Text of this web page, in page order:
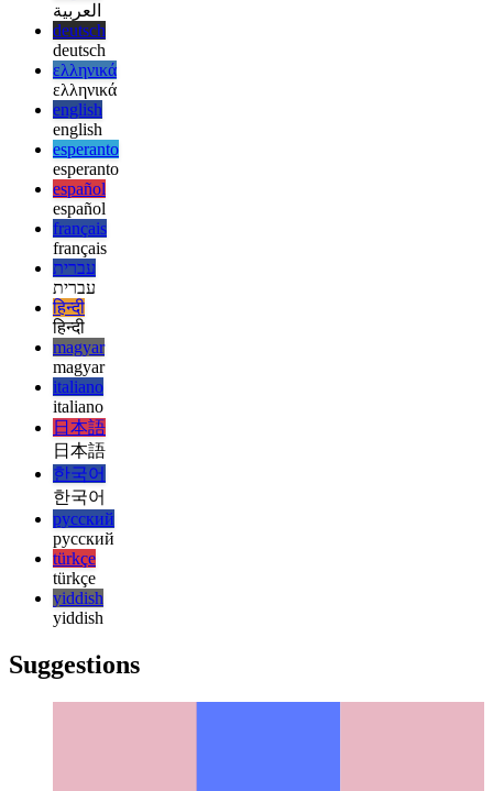
afrikaans
afrikaans
العربية
العربية
deutsch
deutsch
ελληνικά
ελληνικά
english
english
esperanto
esperanto
español
español
français
français
עברית
עברית
हिन्दी
हिन्दी
magyar
magyar
italiano
italiano
日本語
日本語
한국어
한국어
русский
русский
türkçe
yiddish
yiddish